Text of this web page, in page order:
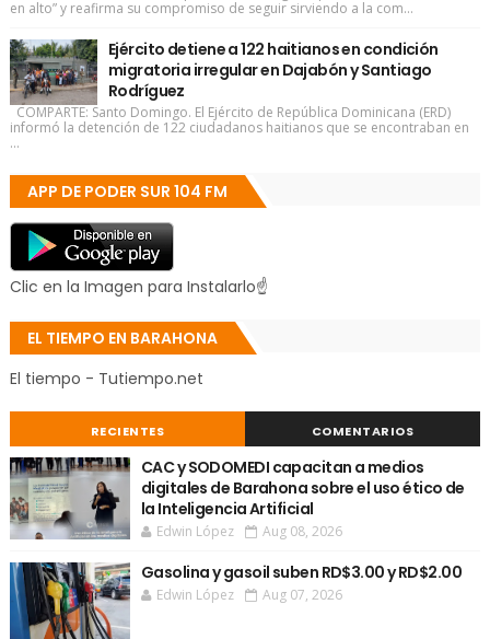
en alto” y reafirma su compromiso de seguir sirviendo a la com...
Ejército detiene a 122 haitianos en condición
migratoria irregular en Dajabón y Santiago
Rodríguez
COMPARTE: Santo Domingo. El Ejército de República Dominicana (ERD)
informó la detención de 122 ciudadanos haitianos que se encontraban en
...
APP DE PODER SUR 104 FM
Clic en la Imagen para Instalarlo☝
EL TIEMPO EN BARAHONA
El tiempo - Tutiempo.net
RECIENTES COMENTARIOS
CAC y SODOMEDI capacitan a medios
digitales de Barahona sobre el uso ético de
la Inteligencia Artificial
Edwin López Aug 08, 2026
Gasolina y gasoil suben RD$3.00 y RD$2.00
Edwin López Aug 07, 2026